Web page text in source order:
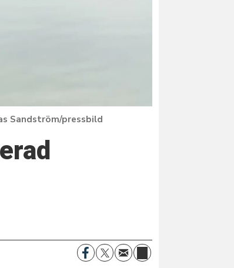
Sandström/pressbild